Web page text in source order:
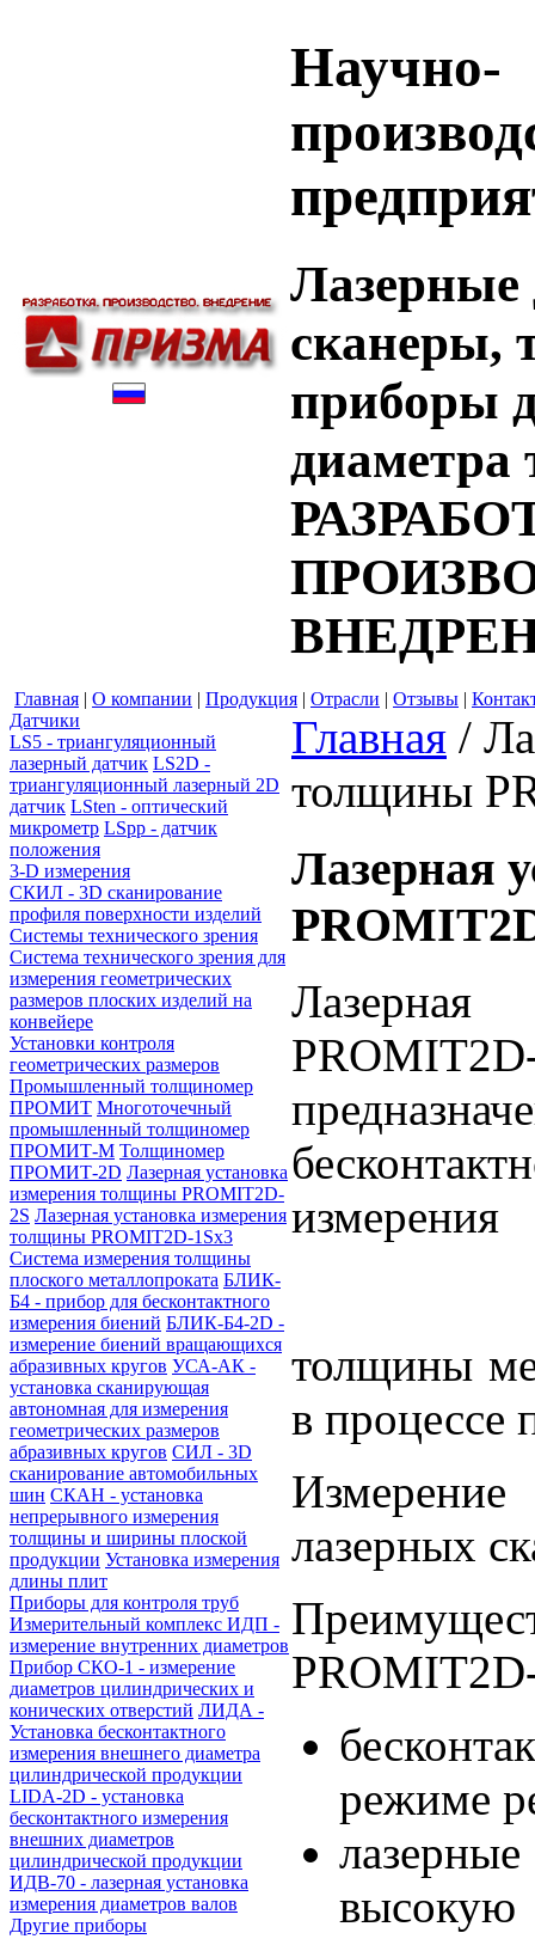
Научно-
Лазерные
сканеры,
приборы
диаметра
Главная | О компании | Продукция | Отрасли | Отзывы |
Датчики
LS5 - триангуляционный
лазерный датчик LS2D -
триангуляционный лазерный 2D
датчик LSten - оптический
микрометр LSpp - датчик
положения
3-D измерения
СКИЛ - 3D сканирование
профиля поверхности изделий
Системы технического зрения
Система технического зрения для
измерения геометрических
размеров плоских изделий на
конвейере
Установки контроля
геометрических размеров
Промышленный толщиномер
ПРОМИТ Многоточечный
промышленный толщиномер
ПРОМИТ-М Толщиномер
ПРОМИТ-2D Лазерная установка
измерения толщины PROMIT2D-
2S Лазерная установка измерения
толщины PROMIT2D-1Sx3
Система измерения толщины
плоского металлопроката БЛИК-
Б4 - прибор для бесконтактного
измерения биений БЛИК-Б4-2D -
измерение биений вращающихся
абразивных кругов УСА-АК -
установка сканирующая
автономная для измерения
геометрических размеров
абразивных кругов СИЛ - 3D
сканирование автомобильных
шин СКАН - установка
непрерывного измерения
толщины и ширины плоской
продукции Установка измерения
длины плит
Приборы для контроля труб
Измерительный комплекс ИДП -
измерение внутренних диаметров
Прибор СКО-1 - измерение
диаметров цилиндрических и
конических отверстий ЛИДА -
Установка бесконтактного
измерения внешнего диаметра
цилиндрической продукции
LIDA-2D - установка
бесконтактного измерения
внешних диаметров
цилиндрической продукции
ИДВ-70 - лазерная установка
измерения диаметров валов
Другие приборы
Главная /
толщины
Лазерная
измерения
толщины
в процессе
лазерных
режиме